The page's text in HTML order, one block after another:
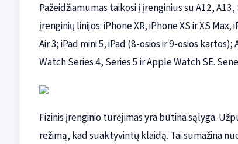
Pažeidžiamumas taikosi į įrenginius su A12,
įrenginių linijos: iPhone XR; iPhone XS ir XS
Air 3; iPad mini 5; iPad (8-osios ir 9-osios
Watch Series 4, Series 5 ir Apple Watch SE.
Fizinis įrenginio turėjimas yra būtina sąlyga.
režimą, kad suaktyvintų klaidą. Tai sumažina